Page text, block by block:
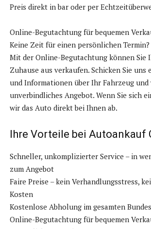
Preis direkt in bar oder per
Online-Begutachtung für bequemen
Keine Zeit für einen persönlichen
Mit der Online-Begutachtung können Sie
Zuhause aus verkaufen. Schicken Sie uns
und Informationen über Ihr Fahrzeug
unverbindliches Angebot. Wenn Sie sich
wir das Auto direkt bei Ihnen ab.
Ihre Vorteile bei Autoankauf
Schneller, unkomplizierter Service – in
zum Angebot
Faire Preise – kein Verhandlungsstress,
Kosten
Kostenlose Abholung im gesamten
Online-Begutachtung für bequemen